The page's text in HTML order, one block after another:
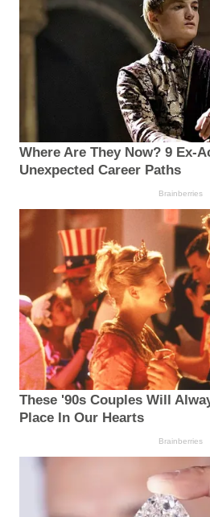
Where Are They Now? 9 Ex-
Unexpected Career Paths
Brainberries
These '90s Couples Will
Place In Our Hearts
Brainberries